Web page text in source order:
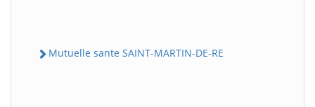
Mutuelle sante SAINT-MARTIN-DE-RE